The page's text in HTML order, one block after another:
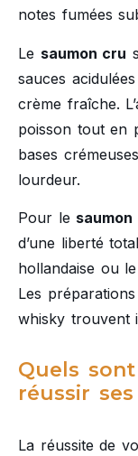
notes fumées
Le saumon cru
sauces
crème fraîche.
poisson tout en
bases
lourdeur.
Pour le
d’une liberté
hollandaise ou
Les
whisky trouvent
Quels
réussir
La réussite de